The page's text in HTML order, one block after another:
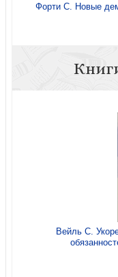
Форти С. Новые
Вейль С.